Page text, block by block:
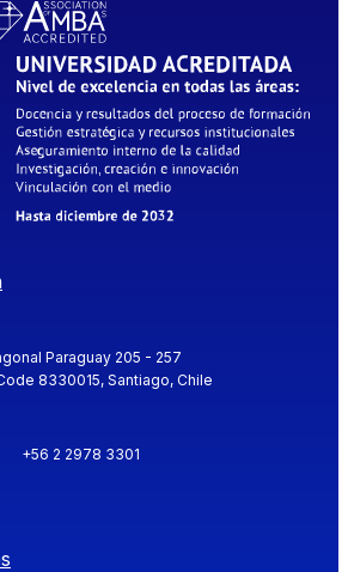
Paraguay 205 - 257
8330015, Santiago, Chile
+56 2 2978 3301